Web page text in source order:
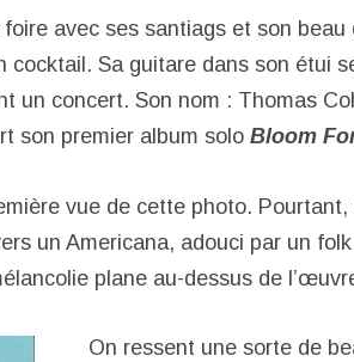
avec ses santiags et son
cocktail. Sa guitare dans son étui
un concert. Son nom : Thomas
son premier album solo Bloom
vue de cette photo.
un Americana, adouci par un
plane au-dessus de
On ressent une sorte de